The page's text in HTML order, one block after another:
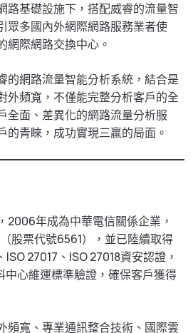
路基礎設施下，搭配威睿的流量智
眾多國內外網際網路服務業者使
網際網路交換中心。
的網路流量智能分析系統，結合是
外頻寬，不僅能完整分析客戶的全
全面、差異化的網路流量分析服
的青睞，成功實現三贏的局面。
2006年成為中華電信關係企業，
股票代號6561），並已陸續取得
ISO 27017、ISO 27018資安認證，
中心維運標準驗證，確保客戶獲得
頻寬、專業通訊整合技術、國際雲